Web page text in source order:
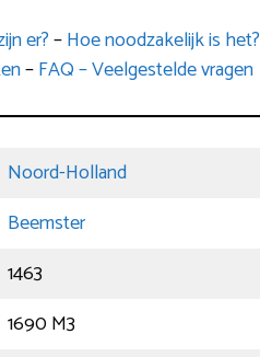
er?–Hoe noodzakelijk is het?
–FAQ – Veelgestelde vragen
Noord-Holland
Beemster
1463
1690 M3